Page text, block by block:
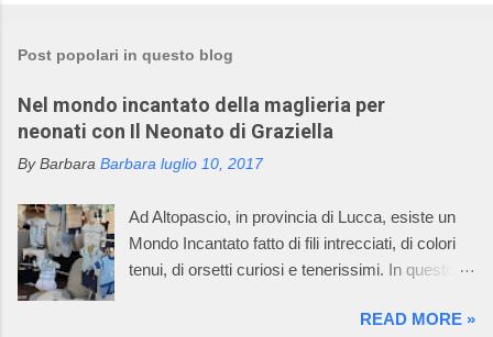
Post popolari in questo blog
Nel mondo incantato della maglieria per
neonati con Il Neonato di Graziella
By Barbara Barbara luglio 10, 2017
Ad Altopascio, in provincia di Lucca, esiste un
Mondo Incantato fatto di fili intrecciati, di colori
tenui, di orsetti curiosi e tenerissimi. In questo
artigiani, che lavorano i fili con la maglieria e con
READ MORE »